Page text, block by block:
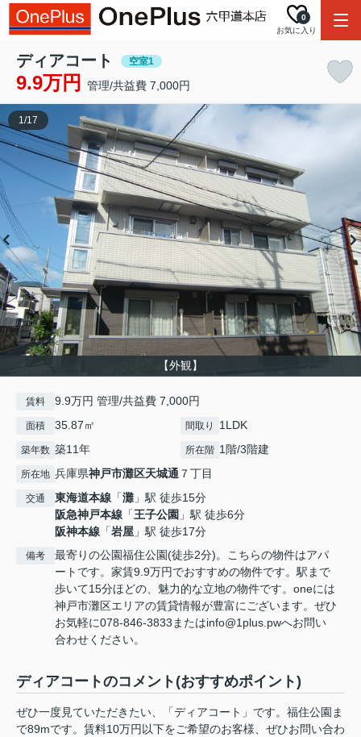
お気に入り
0
ディアコート 空室1
9.9万円 管理/共益費 7,000円
【外観】
1/17
賃料 9.9万円 管理/共益費 7,000円
面積 35.87㎡ 間取り 1LDK
築年数 築11年 所在階 1階/3階建
所在地 兵庫県神戸市灘区天城通 ７丁目
交通 東海道本線 「灘 」駅 徒歩15分
阪急神戸本線 「王子公園 」駅 徒歩6分
阪神本線 「岩屋 」駅 徒歩17分
備考
最寄りの公園福住公園(徒歩2分)。こちらの物件はアパ
ートです。家賃9.9万円でおすすめの物件です。駅まで
歩いて15分ほどの、魅力的な立地の物件です。oneには
神戸市灘区エリアの賃貸情報が豊富にございます。ぜひ
お気軽に078-846-3833またはinfo@1plus.pwへお問い
合わせください。
ディアコートのコメント(おすすめポイント)
ぜひ一度見ていただきたい、「ディアコート」です。福住公園ま
で89mです。賃料10万円以下をご希望のお客様、ぜひお問い合わ